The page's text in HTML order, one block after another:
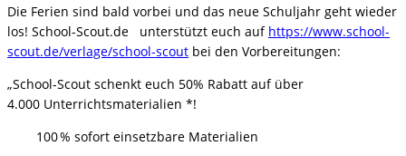
Die Ferien sind bald vorbei und das neue Schuljahr geht wieder
los! School-Scout.de unterstützt euch auf https://www.school-
scout.de/verlage/school-scout bei den Vorbereitungen:
„School-Scout schenkt euch 50% Rabatt auf über
4.000 Unterrichtsmaterialien *!
100 % sofort einsetzbare Materialien